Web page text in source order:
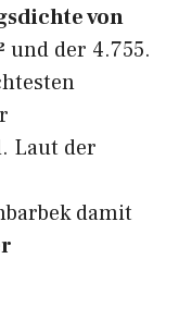
von
und der 4.755.
Laut der
damit